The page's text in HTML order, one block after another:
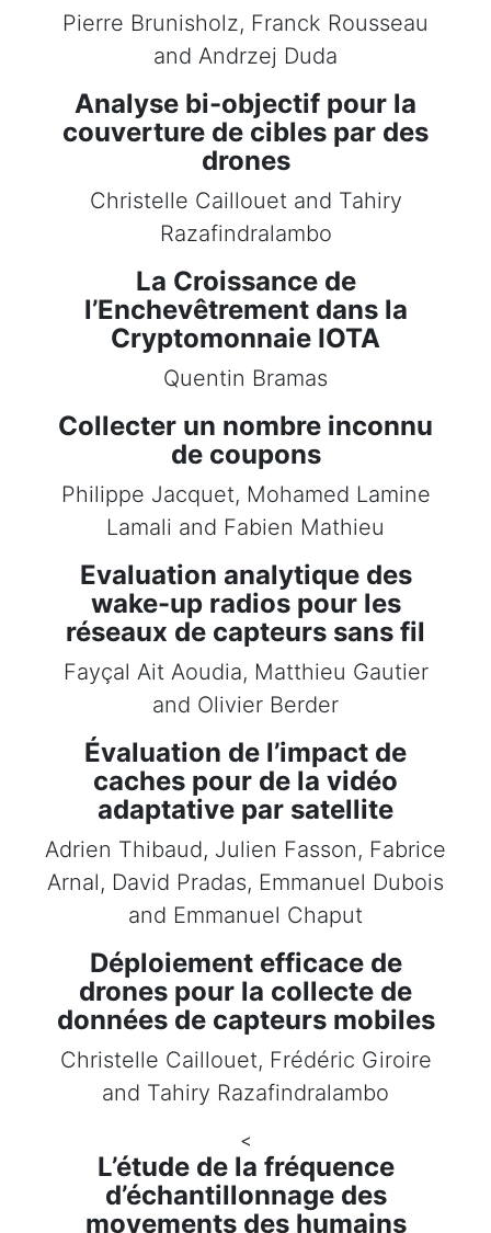
Pierre Brunisholz, Franck Rousseau
and Andrzej Duda
Analyse bi-objectif pour la
couverture de cibles par des
drones
Christelle Caillouet and Tahiry
Razafindralambo
La Croissance de
l’Enchevêtrement dans la
Cryptomonnaie IOTA
Quentin Bramas
Collecter un nombre inconnu
de coupons
Philippe Jacquet, Mohamed Lamine
Lamali and Fabien Mathieu
Evaluation analytique des
wake-up radios pour les
réseaux de capteurs sans fil
Fayçal Ait Aoudia, Matthieu Gautier
and Olivier Berder
Évaluation de l’impact de
caches pour de la vidéo
adaptative par satellite
Adrien Thibaud, Julien Fasson, Fabrice
Arnal, David Pradas, Emmanuel Dubois
and Emmanuel Chaput
Déploiement efficace de
drones pour la collecte de
données de capteurs mobiles
Christelle Caillouet, Frédéric Giroire
and Tahiry Razafindralambo
<
L’étude de la fréquence
d’échantillonnage des
movements des humains